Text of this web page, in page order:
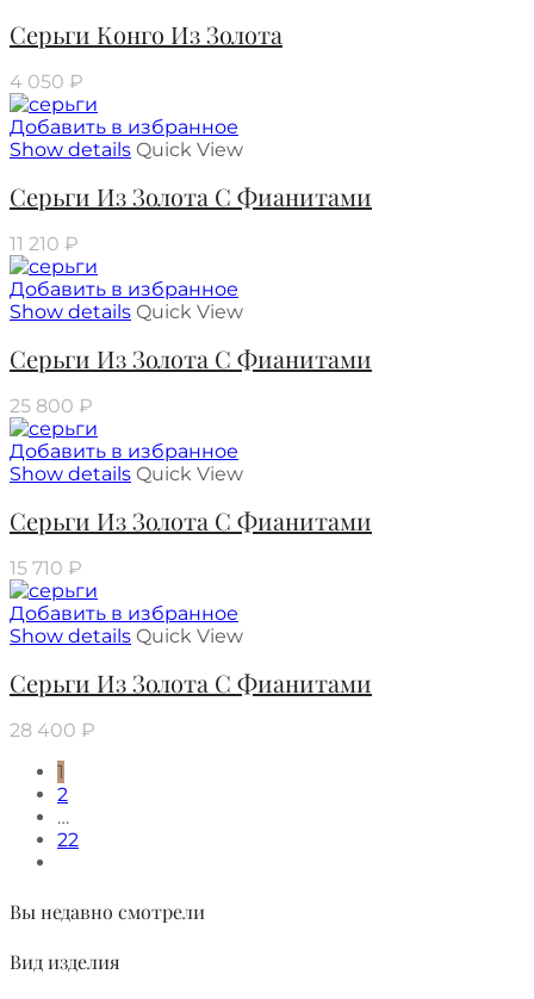
Серьги Конго Из Золота
4 050 ₽
Добавить в избранное
Show details Quick View
Серьги Из Золота С Фианитами
11 210 ₽
Добавить в избранное
Show details Quick View
Серьги Из Золота С Фианитами
25 800 ₽
Добавить в избранное
Show details Quick View
Серьги Из Золота С Фианитами
15 710 ₽
Добавить в избранное
Show details Quick View
Серьги Из Золота С Фианитами
28 400 ₽
1
2
…
22
Вы недавно смотрели
Вид изделия